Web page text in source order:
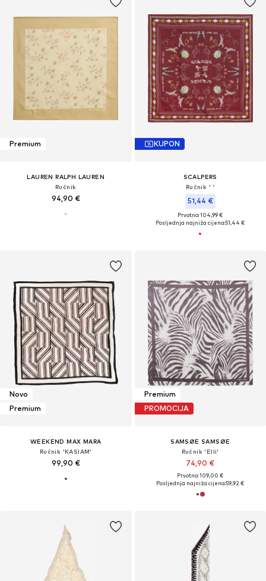
Premium
LAUREN RALPH LAUREN
Ručnik
94,90 €
KUPON
SCALPERS
Ručnik ' '
51,44 €
Prvotno: 104,99 €
Posljednja najniža cijena:51,44 €
Novo
Premium
WEEKEND MAX MARA
Ručnik 'KASIAM'
99,90 €
Premium
PROMOCIJA
SAMSØE SAMSØE
Ručnik 'Elli'
74,90 €
Prvotno: 109,00 €
Posljednja najniža cijena:59,92 €